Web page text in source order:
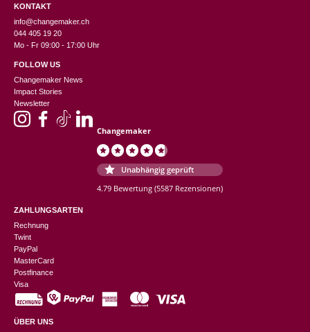
KONTAKT
info@changemaker.ch
044 405 19 20
Mo - Fr 09:00 - 17:00 Uhr
FOLLOW US
Changemaker News
Impact Stories
Newsletter
Changemaker
Unabhängig geprüft
4.79 Bewertung (5587 Rezensionen)
ZAHLUNGSARTEN
Rechnung
Twint
PayPal
MasterCard
Postfinance
Visa
ÜBER UNS